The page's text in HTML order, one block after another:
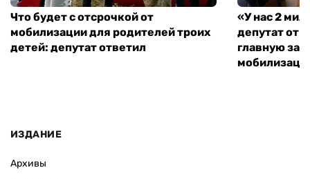
Что будет с отсрочкой от
мобилизации для родителей троих
детей: депутат ответил
«У нас 2
депутат от
главную
ИЗДАНИЕ
Архивы